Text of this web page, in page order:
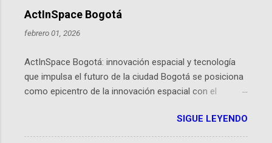
ActInSpace Bogotá
febrero 01, 2026
ActInSpace Bogotá: innovación espacial y tecnología
que impulsa el futuro de la ciudad Bogotá se posiciona
como epicentro de la innovación espacial con el
hackathon global que convierte tecnologías de la
Agencia Espacial Europea en soluciones prácticas para
SIGUE LEYENDO